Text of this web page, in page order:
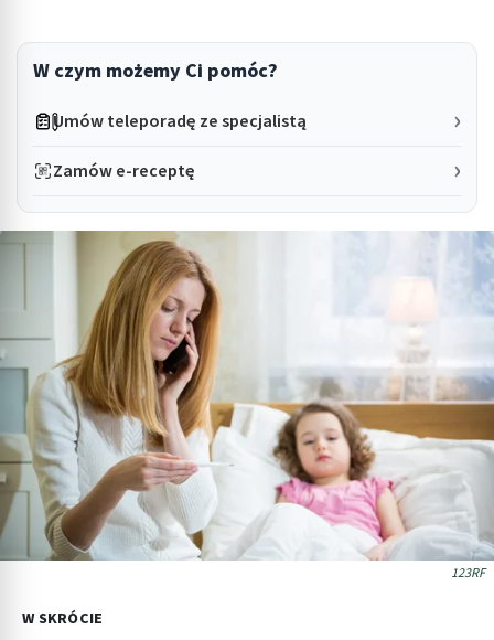
W czym możemy Ci pomóc?
Umów teleporadę ze specjalistą
Zamów e-receptę
123RF
W SKRÓCIE